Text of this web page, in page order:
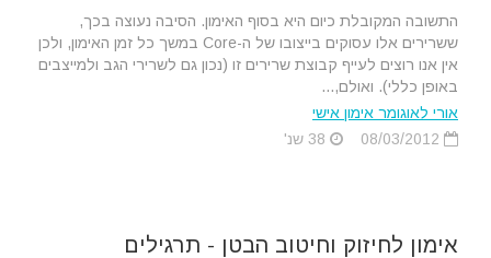
התשובה המקובלת כיום היא בסוף האימון. הסיבה נעוצה בכך,
ששרירים אלו עסוקים בייצובו של ה-Core במשך כל זמן האימון, ולכן
אין אנו רוצים לעייף קבוצת שרירים זו (נכון גם לשרירי הגב ולמייצבים
באופן כללי). ואולם,...
אורי לאוגומר אימון אישי
אימון לחיזוק וחיטוב הבטן - תרגילים